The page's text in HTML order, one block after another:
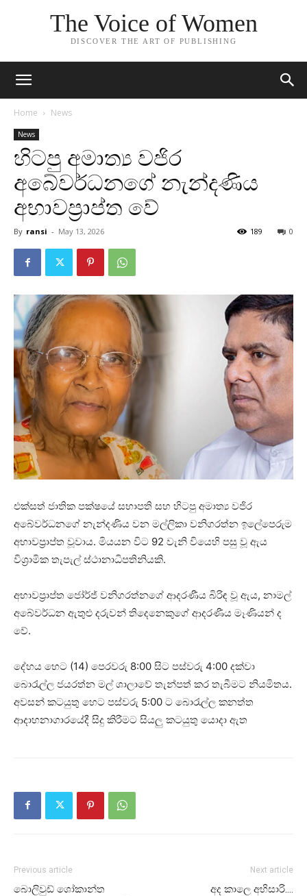
The Voice of Women
DISCOVER THE ART OF PUBLISHING
Home News
News
හිටපු අමාත්‍ය වජිර
අබේවර්ධනගේ නැන්දණිය
අභාවප්‍රාප්ත වේ
By ransi - May 13, 2026 0
189
එක්සත් ජාතික පක්ෂයේ සභාපති සහ හිටපු අමාත්‍ය වජිර
අබේවර්ධනගේ නැන්දණිය වන මල්ලිකා වනිගරත්න ඉලේපෙරුම
අභාවප්‍රාප්ත වූවාය. මියයන විට 92 වැනි වියෙහි පසු වූ ඇය
විශ්‍රාමික තැපැල් ස්ථානාධිපතිනියකි.
අභාවප්‍රාප්ත ජෝර්ජ් වනිගරත්නගේ ආදරණීය බිරිඳ වූ ඇය, නාමල්
අබේවර්ධන ඇතුළු දරුවන් තිදෙනෙකුගේ ආදරණීය මෑණියන් ද
වේ.
දේහය හෙට (14) පෙරවරු 8:00 සිට පස්වරු 4:00 දක්වා
බොරැල්ල ජයරත්න මල් ශාලාවේ තැන්පත් කර තැබීමට නියමිතය.
අවසන් කටයුතු හෙට පස්වරු 5:00 ට බොරැල්ල කනත්ත
ආදාහනාගාරයේදී සිදු කිරීමට සියලු කටයුතු යොදා ඇත
Previous article
බොලිවුඩ් ශෝකාන්ත
Next article
අද කාලෙ අභිසාරි….